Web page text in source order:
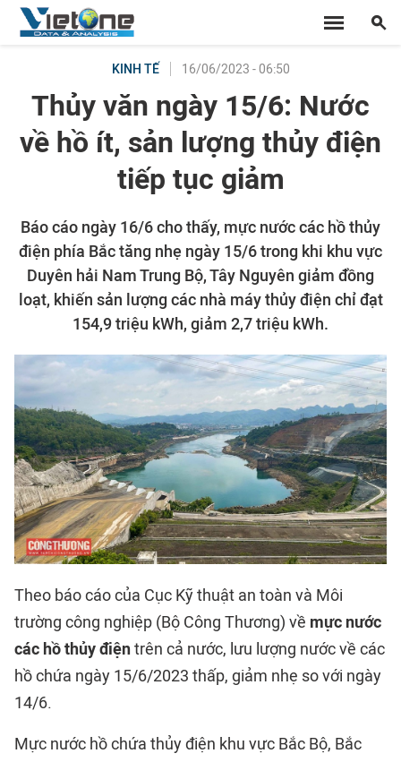
KINH TẾ 16/06/2023 - 06:50
Thủy văn ngày 15/6: Nước
về hồ ít, sản lượng thủy điện
tiếp tục giảm
Báo cáo ngày 16/6 cho thấy, mực nước các hồ thủy
điện phía Bắc tăng nhẹ ngày 15/6 trong khi khu vực
Duyên hải Nam Trung Bộ, Tây Nguyên giảm đồng
loạt, khiến sản lượng các nhà máy thủy điện chỉ đạt
154,9 triệu kWh, giảm 2,7 triệu kWh.
Theo báo cáo của Cục Kỹ thuật an toàn và Môi
trường công nghiệp (Bộ Công Thương) về mực nước
các hồ thủy điệntrên cả nước, lưu lượng nước về các
hồ chứa ngày 15/6/2023 thấp, giảm nhẹ so với ngày
14/6.
Mực nước hồ chứa thủy điện khu vực Bắc Bộ, Bắc